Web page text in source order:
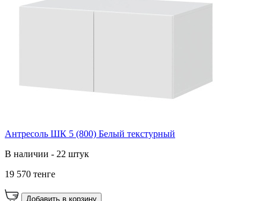
Антресоль ШК 5 (800) Белый текстурный
В наличии - 22 штук
19 570 тенге
Добавить в корзину